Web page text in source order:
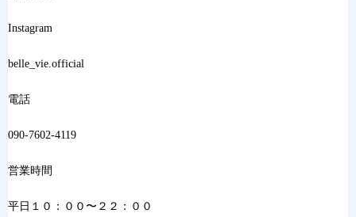
Instagram
belle_vie.official
電話
090-7602-4119
営業時間
平日１０：００〜２２：００